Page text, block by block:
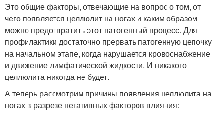
Это общие факторы, отвечающие на вопрос о том, от
чего появляется целлюлит на ногах и каким образом
можно предотвратить этот патогенный процесс. Для
профилактики достаточно прервать патогенную цепочку
на начальном этапе, когда нарушается кровоснабжение
и движение лимфатической жидкости. И никакого
целлюлита никогда не будет.
А теперь рассмотрим причины появления целлюлита на
ногах в разрезе негативных факторов влияния: